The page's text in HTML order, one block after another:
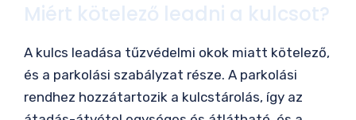
Miért kötelező leadni a kulcsot?
A kulcs leadása tűzvédelmi okok miatt kötelező,
és a parkolási szabályzat része. A parkolási
rendhez hozzátartozik a kulcstárolás, így az